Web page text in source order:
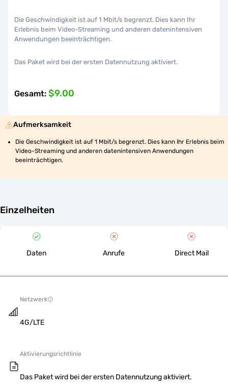
Die Geschwindigkeit ist auf 1 Mbit/s begrenzt. Dies kann Ihr
Erlebnis beim Video-Streaming und anderen datenintensiven
Anwendungen beeinträchtigen.
Das Paket wird bei der ersten Datennutzung aktiviert.
Gesamt: $9.00
Aufmerksamkeit
Die Geschwindigkeit ist auf 1 Mbit/s begrenzt. Dies kann Ihr Erlebnis beim
Video-Streaming und anderen datenintensiven Anwendungen
beeinträchtigen.
Einzelheiten
Daten Anrufe Direct Mail
Netzwerk
4G/LTE
Aktivierungsrichtlinie
Das Paket wird bei der ersten Datennutzung aktiviert.